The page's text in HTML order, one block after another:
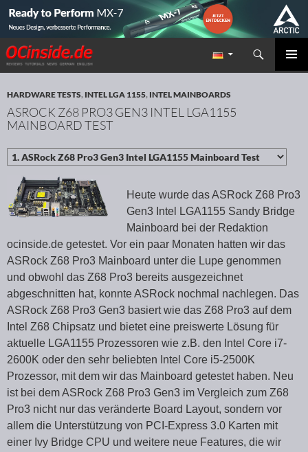
Redaktion ocinside.de PC Hardware Portal
Suchen
ZUM INHALT SPRINGEN
HARDWARE TESTS, INTEL LGA 1155, INTEL MAINBOARDS
ASROCK Z68 PRO3 GEN3 INTEL LGA1155
MAINBOARD TEST
Heute wurde das ASRock Z68 Pro3
Gen3 Intel LGA1155 Sandy Bridge
Mainboard bei der Redaktion
ocinside.de getestet. Vor ein paar Monaten hatten wir das
ASRock Z68 Pro3 Mainboard unter die Lupe genommen
und obwohl das Z68 Pro3 bereits ausgezeichnet
abgeschnitten hat, konnte ASRock nochmal nachlegen. Das
ASRock Z68 Pro3 Gen3 basiert wie das Z68 Pro3 auf dem
Intel Z68 Chipsatz und bietet eine preiswerte Lösung für
aktuelle LGA1155 Prozessoren wie z.B. den Intel Core i7-
2600K oder den sehr beliebten Intel Core i5-2500K
Prozessor, mit dem wir das Mainboard getestet haben. Neu
ist bei dem ASRock Z68 Pro3 Gen3 im Vergleich zum Z68
Pro3 nicht nur das veränderte Board Layout, sondern vor
allem die Unterstützung von PCI-Express 3.0 Karten mit
einer Ivy Bridge CPU und weitere neue Features, die wir